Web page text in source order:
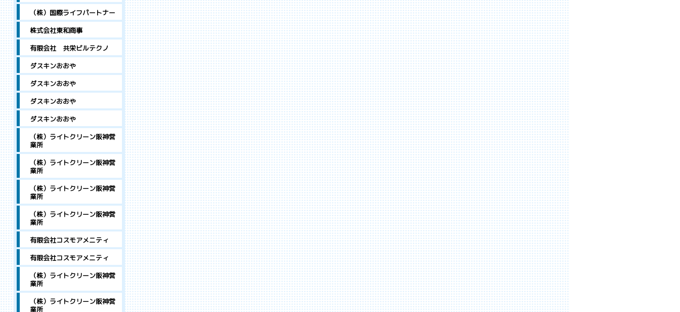
（株）国際ライフパートナー
株式会社東和商事
有限会社 共栄ビルテクノ
ダスキンおおや
ダスキンおおや
ダスキンおおや
ダスキンおおや
（株）ライトクリーン阪神営
業所
（株）ライトクリーン阪神営
業所
（株）ライトクリーン阪神営
業所
（株）ライトクリーン阪神営
業所
有限会社コスモアメニティ
有限会社コスモアメニティ
（株）ライトクリーン阪神営
業所
（株）ライトクリーン阪神営
業所